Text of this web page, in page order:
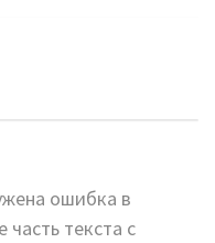
ошибка в
текста с